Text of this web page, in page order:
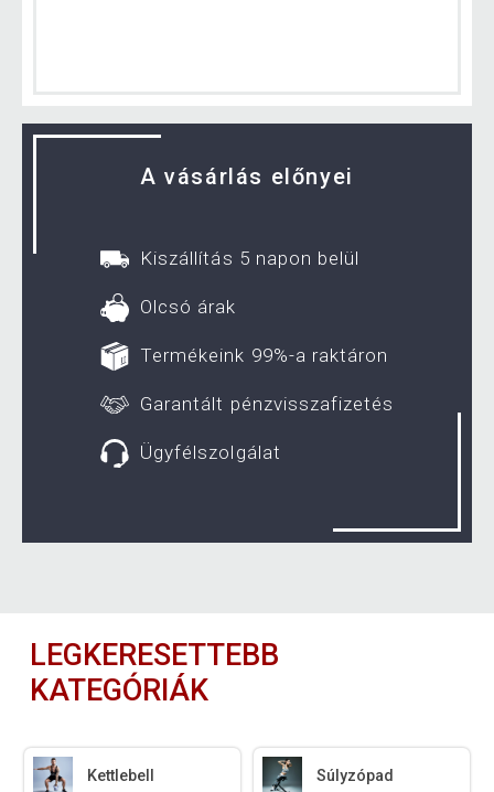
A vásárlás előnyei
Kiszállítás 5 napon belül
Olcsó árak
Termékeink 99%-a raktáron
Garantált pénzvisszafizetés
Ügyfélszolgálat
LEGKERESETTEBB
KATEGÓRIÁK
Kettlebell Súlyzópad